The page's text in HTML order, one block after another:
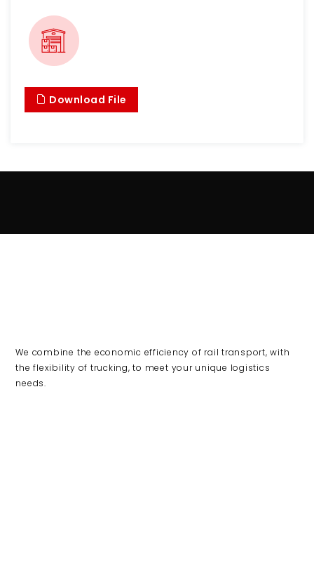
Download File
We combine the economic efficiency of rail transport, with
the flexibility of trucking, to meet your unique logistics
needs.